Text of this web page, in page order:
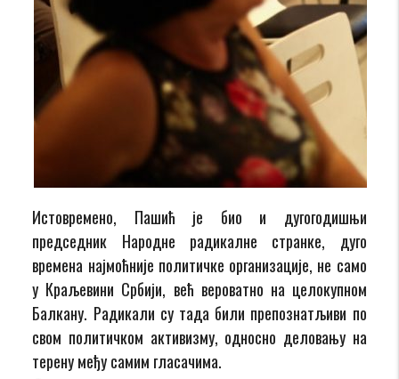
Истовремено, Пашић је био и дугогодишњи
председник Народне радикалне странке, дуго
времена најмоћније политичке организације, не само
у Краљевини Србији, већ вероватно на целокупном
Балкану. Радикали су тада били препознатљиви по
свом политичком активизму, односно деловању на
терену међу самим гласачима.